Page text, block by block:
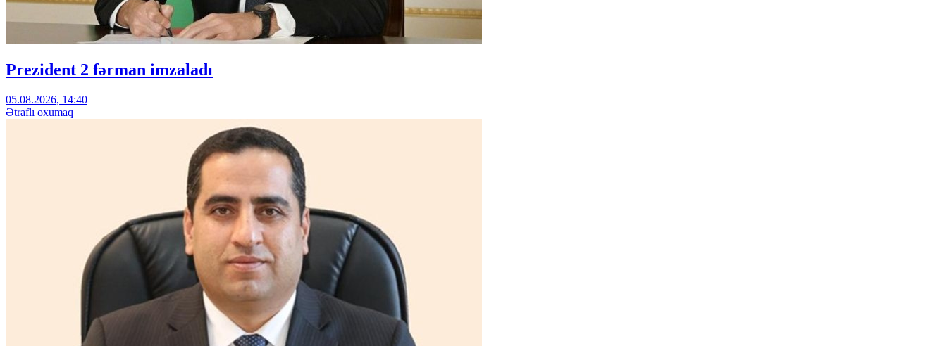
Prezident 2 fərman imzaladı
05.08.2026, 14:40
Ətraflı oxumaq